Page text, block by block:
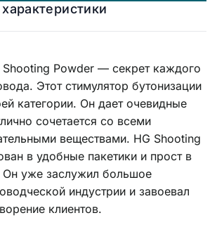
Shooting Powder — секрет каждого
Этот стимулятор бутонизации
категории. Он дает очевидные
сочетается со всеми
веществами. HG Shooting
в удобные пакетики и прост в
Он уже заслужил большое
индустрии и завоевал
клиентов.